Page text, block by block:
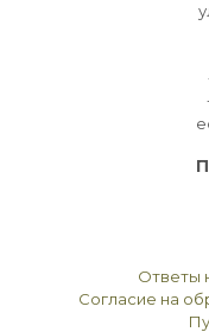
Ответы
Согласие на